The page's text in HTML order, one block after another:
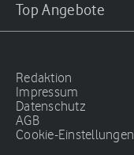
Top Angebote
Redaktion
Impressum
Datenschutz
AGB
Cookie-Einstellungen